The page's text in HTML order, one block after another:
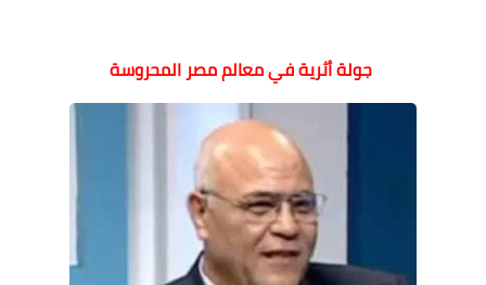
جولة أثرية في معالم مصر المحروسة